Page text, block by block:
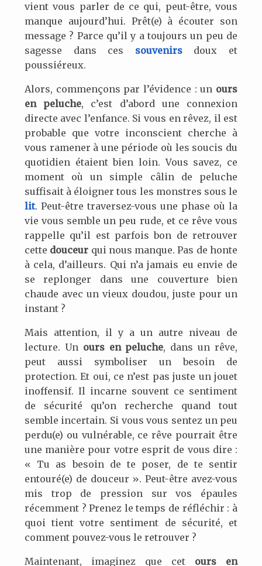
vient vous parler de ce qui, peut-être, vous
manque aujourd’hui. Prêt(e) à écouter son
message ? Parce qu’il y a toujours un peu de
sagesse dans ces souvenirsdoux et
poussiéreux.
Alors, commençons par l’évidence : un ours
en peluche, c’est d’abord une connexion
directe avec l’enfance. Si vous en rêvez, il est
probable que votre inconscient cherche à
vous ramener à une période où les soucis du
quotidien étaient bien loin. Vous savez, ce
moment où un simple câlin de peluche
suffisait à éloigner tous les monstres sous le
lit. Peut-être traversez-vous une phase où la
vie vous semble un peu rude, et ce rêve vous
rappelle qu’il est parfois bon de retrouver
cette douceur qui nous manque. Pas de honte
à cela, d’ailleurs. Qui n’a jamais eu envie de
se replonger dans une couverture bien
chaude avec un vieux doudou, juste pour un
instant ?
Mais attention, il y a un autre niveau de
lecture. Un ours en peluche, dans un rêve,
peut aussi symboliser un besoin de
protection. Et oui, ce n’est pas juste un jouet
inoffensif. Il incarne souvent ce sentiment
de sécurité qu’on recherche quand tout
semble incertain. Si vous vous sentez un peu
perdu(e) ou vulnérable, ce rêve pourrait être
une manière pour votre esprit de vous dire :
« Tu as besoin de te poser, de te sentir
entouré(e) de douceur ». Peut-être avez-vous
mis trop de pression sur vos épaules
récemment ? Prenez le temps de réfléchir : à
quoi tient votre sentiment de sécurité, et
comment pouvez-vous le retrouver ?
Maintenant, imaginez que cet ours en